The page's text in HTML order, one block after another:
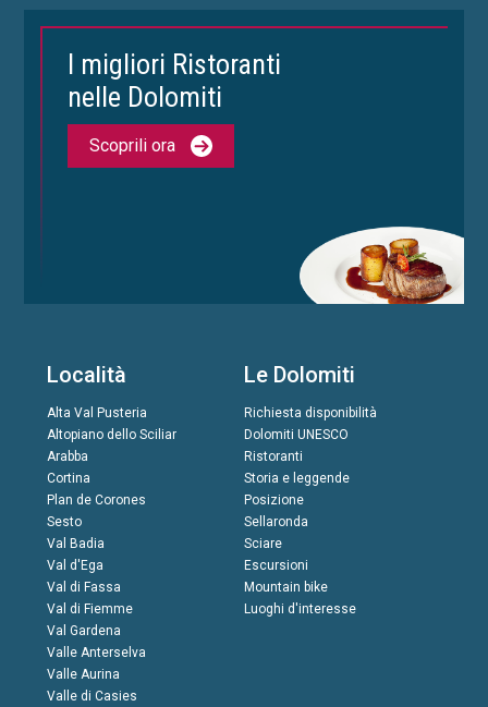
I migliori Ristoranti
nelle Dolomiti
Scoprili ora
Località
Alta Val Pusteria
Altopiano dello Sciliar
Arabba
Cortina
Plan de Corones
Sesto
Val Badia
Val d'Ega
Val di Fassa
Val di Fiemme
Val Gardena
Valle Anterselva
Valle Aurina
Valle di Casies
Le Dolomiti
Richiesta disponibilità
Dolomiti UNESCO
Ristoranti
Storia e leggende
Posizione
Sellaronda
Sciare
Escursioni
Mountain bike
Luoghi d'interesse